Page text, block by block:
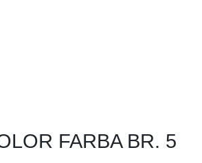
FARBA BR. 5